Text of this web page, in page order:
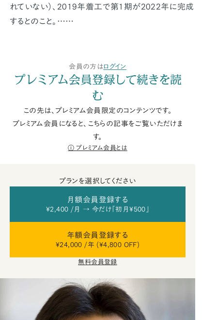
れていない）、2019年着工で第1期が2022年に完成
するとのこと。……
会員の方はログイン
プレミアム会員登録して続きを読
む
この先は、プレミアム会員限定のコンテンツです。
プレミアム会員になると、こちらの記事をご覧いただけま
す。
プレミアム会員とは
プランを選択してください
月額会員登録する
¥2,400 /月 → 今だけ「初月¥500」
年額会員登録する
¥24,000 /年 (¥4,800 OFF)
無料会員登録